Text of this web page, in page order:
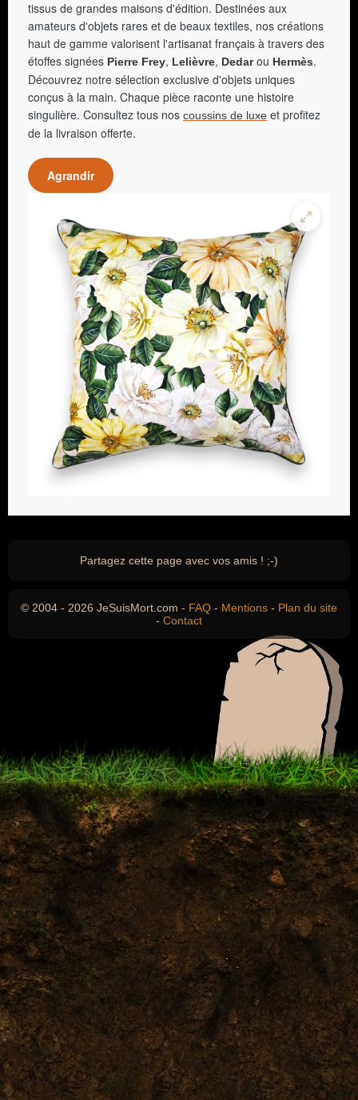
tissus de grandes maisons d'édition. Destinées aux
amateurs d'objets rares et de beaux textiles, nos créations
haut de gamme valorisent l'artisanat français à travers des
étoffes signées Pierre Frey, Lelièvre, Dedarou Hermès.
Découvrez notre sélection exclusive d'objets uniques
conçus à la main. Chaque pièce raconte une histoire
singulière. Consultez tous nos coussins de luxe et profitez
de la livraison offerte.
Agrandir
Partagez cette page avec vos amis ! ;-)
© 2004 - 2026 JeSuisMort.com - FAQ - Mentions - Plan du site
- Contact